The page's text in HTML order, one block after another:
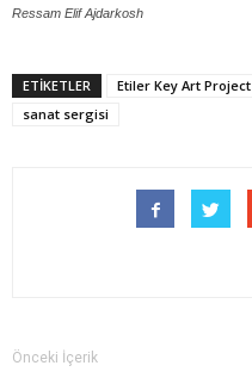
Ressam Elif Ajdarkosh
ETİKETLER Etiler Key Art Project
sanat sergisi
Önceki İçerik